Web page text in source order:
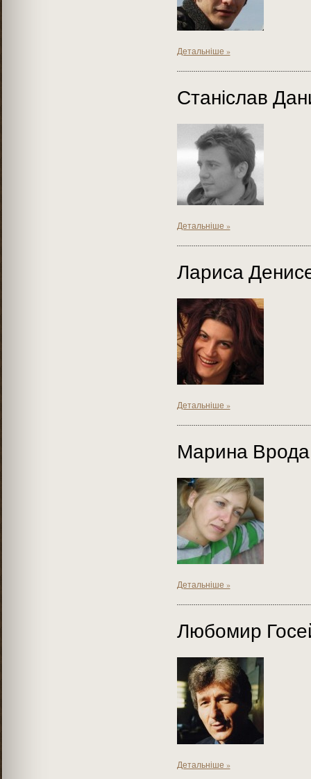
Детальніше »
Станіслав
Детальніше »
Лариса
Детальніше »
Марина Врода
Детальніше »
Любомир
Детальніше »